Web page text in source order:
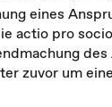
eines
actio pro
zuvor um